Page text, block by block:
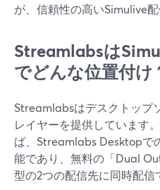
が、信頼性の高いSimulive配
Streamlabsは
でどんな位置付け
Streamlabsはデスクトップ
レイヤーを提供しています
ば、Streamlabs Desktopで
能であり、無料の「Dual
型の2つの配信先に同時配信